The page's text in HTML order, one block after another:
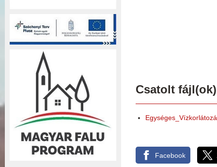
Csatolt
Facebook